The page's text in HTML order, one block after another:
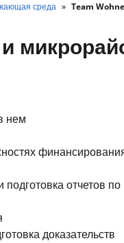
среда Team
нем
отчетов по
доказательств